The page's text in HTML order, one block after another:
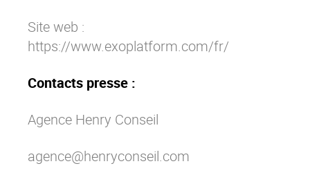
Site web :
https://www.exoplatform.com/fr/
Contacts presse :
Agence Henry Conseil
agence@henryconseil.com